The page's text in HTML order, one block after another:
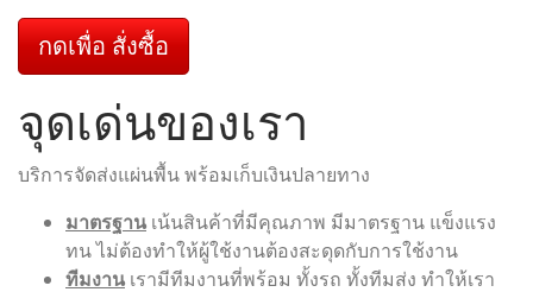
กดเพื่อ สั่งซื้อ
จุดเด่นของเรา
บริการจัดส่งแผ่นพื้น พร้อมเก็บเงินปลายทาง
มาตรฐาน เน้นสินค้าที่มีคุณภาพ มีมาตรฐาน แข็งแรง
ทน ไม่ต้องทำให้ผู้ใช้งานต้องสะดุดกับการใช้งาน
ทีมงาน เรามีทีมงานที่พร้อม ทั้งรถ ทั้งทีมส่ง ทำให้เรา